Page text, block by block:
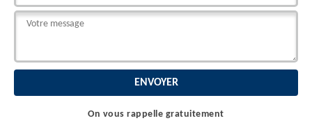
On vous rappelle gratuitement